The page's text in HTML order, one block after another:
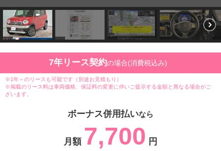
7年リース契約の場合(消費税込み)
※1年～のリースも可能です（別途お見積もり）
※掲載のリース料は車両価格、保証料の変更に伴いご提示する金額と異なる場合がご
ざいます。
ボーナス併用払いなら
月額 7,700 円